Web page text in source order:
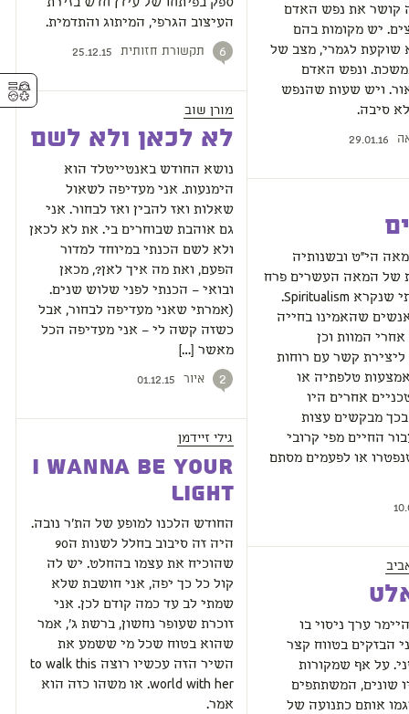
קושר את נפש האדם
יש מקומות בהם
לגמרי, מצב של
ונפש האדם
ויש שעות שהנפש
סיבה.
29.01.16
הי"ט ובשנותיה
של המאה העשרים פרח
זרם תרבותי שנקרא Spiritualism.
שהאמינו בחייה
המוות וכן
קשר עם רוחות
טלפתיה או
אחרים היו
מבקשים עצות
החיים מפי קרובי
או לפעמים מסתם
ערך ניסוי בו
הבזקים בטווח קצר
על אף שמקורות
שונים, המשתתפים
אותם כתנועה של
ספק בפיתחו של עידן חדש בזירת
העיצוב הגרפי, המיתוג והתדמית.
6 תקשורת חזותית 25.12.15
מורן שוב
לא לכאן ולא לשם
נושא החודש באנטייטלד הוא
הימנעות. אני מעדיפה לשאול
שאלות ואז להבין ואז לבחור. אני
גם אוהבת שבוחרים בי. את לא לכאן
ולא לשם הכנתי במיוחד למדור
הפעם, ואת מה איך לאן?, מכאן
ובואי – הכנתי לפני שלוש שנים.
(אמרתי שאני מעדיפה לבחור, אבל
כשזה קשה לי – אני מעדיפה הכל
מאשר […]
2 איור 01.12.15
גילי זיידמן
I Wanna Be Your
Light
החודש הלכנו למופע של הת'ר נובה.
היה זה סיבוב בחלל לשנות ה90
שהוכיח את עצמו בהחלט. יש לה
קול כל כך יפה, אני חושבת שלא
שמתי לב עד כמה קודם לכן. אני
זוכרת שעופר נחשון, ברשת ג', אמר
שהוא בטוח שכל מי ששמע את
השיר הזה עכשיו רוצה to walk this
world with her. או משהו כזה הוא
אמר.
⚥︎